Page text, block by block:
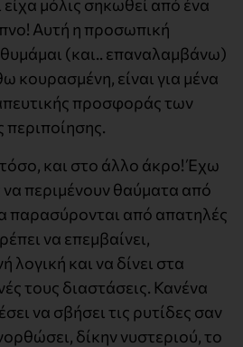
μόλις σηκωθεί από ένα
Αυτή η προσωπική
θυμάμαι (και.. επαναλαμβάνω)
κουρασμένη, είναι για μένα
προσφοράς των
περιποίησης.
και στο άλλο άκρο! Έχω
να περιμένουν θαύματα από
παρασύρονται από απατηλές
να επεμβαίνει,
λογική και να δίνει στα
τους διαστάσεις. Κανένα
να σβήσει τις ρυτίδες σαν
δίκην νυστεριού, το